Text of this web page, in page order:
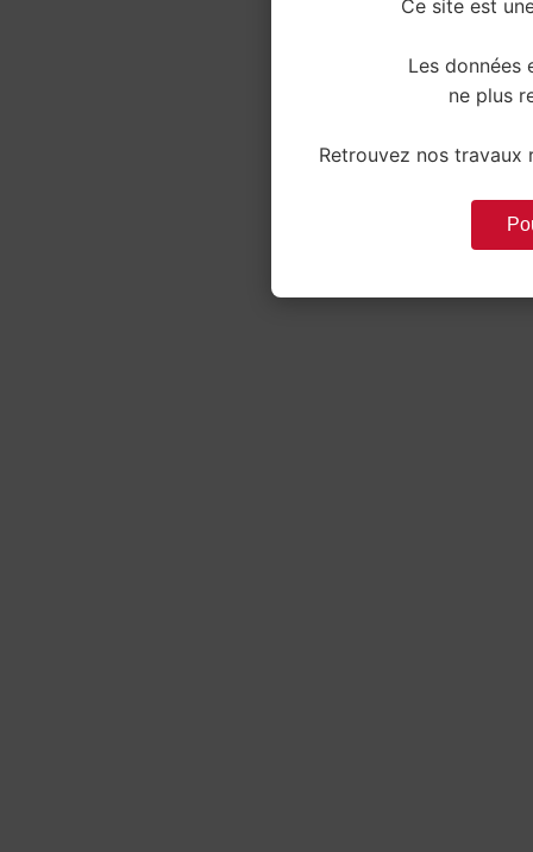
Ce site est
Les données
ne plus
Retrouvez nos